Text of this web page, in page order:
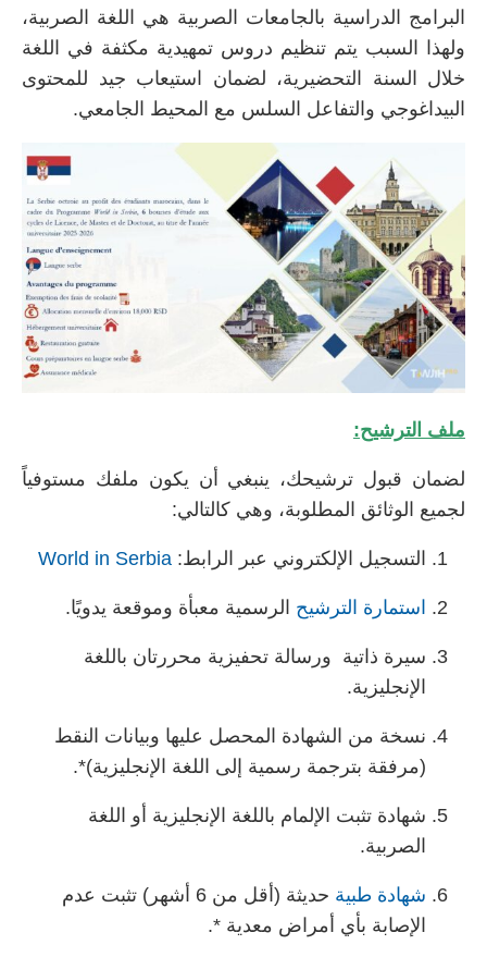
البرامج الدراسية بالجامعات الصربية هي اللغة الصربية،
ولهذا السبب يتم تنظيم دروس تمهيدية مكثفة في اللغة
خلال السنة التحضيرية، لضمان استيعاب جيد للمحتوى
البيداغوجي والتفاعل السلس مع المحيط الجامعي.
ملف الترشيح:
لضمان قبول ترشيحك، ينبغي أن يكون ملفك مستوفياً
لجميع الوثائق المطلوبة، وهي كالتالي:
التسجيل الإلكتروني عبر الرابط: World in Serbia
استمارة الترشيح الرسمية معبأة وموقعة يدويًا.
سيرة ذاتية ورسالة تحفيزية محررتان باللغة
الإنجليزية.
نسخة من الشهادة المحصل عليها وبيانات النقط
(مرفقة بترجمة رسمية إلى اللغة الإنجليزية)*
.
شهادة تثبت الإلمام باللغة الإنجليزية أو اللغة
الصربية.
شهادة طبية
حديثة (أقل من 6 أشهر) تثبت عدم
الإصابة بأي أمراض معدية *
.